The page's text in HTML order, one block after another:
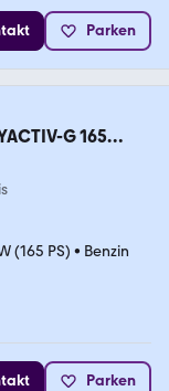
Parken
G 165
(165 PS) • Benzin
Parken